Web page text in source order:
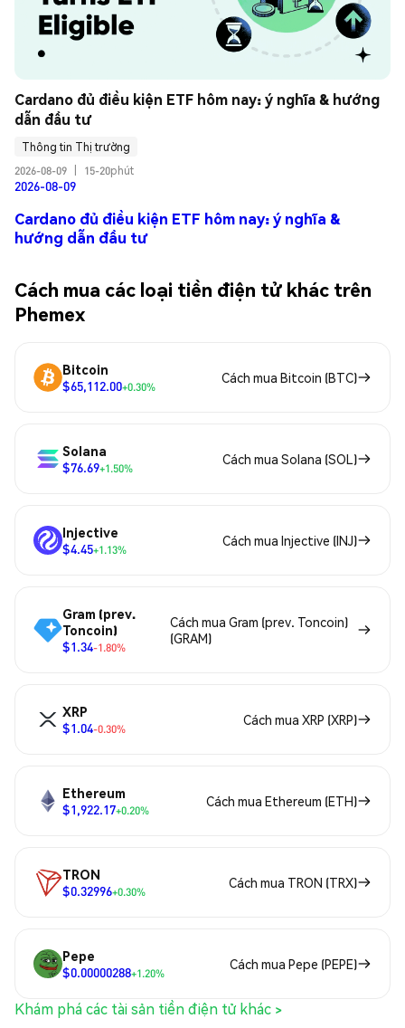
Cardano đủ điều kiện ETF hôm nay: ý nghĩa & hướng
dẫn đầu tư
Thông tin Thị trường
2026-08-09
15-20phút
2026-08-09
Cardano đủ điều kiện ETF hôm nay: ý nghĩa &
hướng dẫn đầu tư
Cách mua các loại tiền điện tử khác trên
Phemex
Bitcoin
$65,112.00+0.30%
Cách mua Bitcoin (BTC)
Solana
$76.69+1.50%
Cách mua Solana (SOL)
Injective
$4.45+1.13%
Cách mua Injective (INJ)
Gram (prev.
Toncoin)
$1.34-1.80%
Cách mua Gram (prev. Toncoin)
(GRAM)
XRP
$1.04-0.30%
Cách mua XRP (XRP)
Ethereum
$1,922.17+0.20%
Cách mua Ethereum (ETH)
TRON
$0.32996+0.30%
Cách mua TRON (TRX)
Pepe
$0.00000288+1.20%
Cách mua Pepe (PEPE)
Khám phá các tài sản tiền điện tử khác >